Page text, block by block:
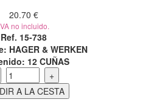
20.70 €
no incluido.
Ref. 15-738
HAGER & WERKEN
12 CUÑAS